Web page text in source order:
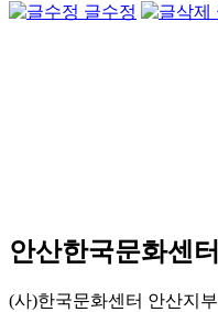
글수정
안산한국문화센터
(사)한국문화센터 안산지